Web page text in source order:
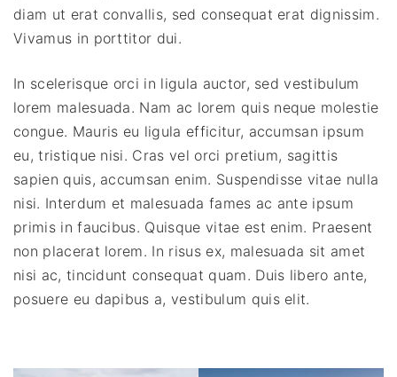
diam ut erat convallis, sed consequat erat dignissim.
Vivamus in porttitor dui.
In scelerisque orci in ligula auctor, sed vestibulum
lorem malesuada. Nam ac lorem quis neque molestie
congue. Mauris eu ligula efficitur, accumsan ipsum
eu, tristique nisi. Cras vel orci pretium, sagittis
sapien quis, accumsan enim. Suspendisse vitae nulla
nisi. Interdum et malesuada fames ac ante ipsum
primis in faucibus. Quisque vitae est enim. Praesent
non placerat lorem. In risus ex, malesuada sit amet
nisi ac, tincidunt consequat quam. Duis libero ante,
posuere eu dapibus a, vestibulum quis elit.